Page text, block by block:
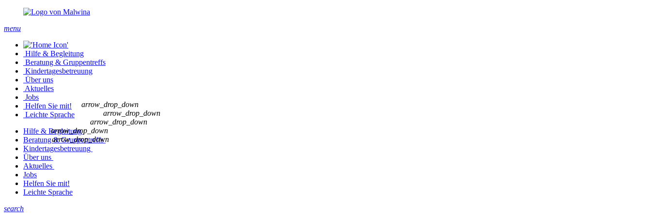
menu
Hilfe & Begleitung
Beratung & Gruppentreffs
Kindertages­betreuung
Über uns
Aktuelles
Jobs
Helfen Sie mit!
Leichte Sprache
Hilfe & Begleitung
arrow_drop_down
Beratung & Gruppentreffs
arrow_drop_down
Kindertages­betreuung
arrow_drop_down
Über uns
arrow_drop_down
Aktuelles
arrow_drop_down
Jobs
Helfen Sie mit!
Leichte Sprache
search